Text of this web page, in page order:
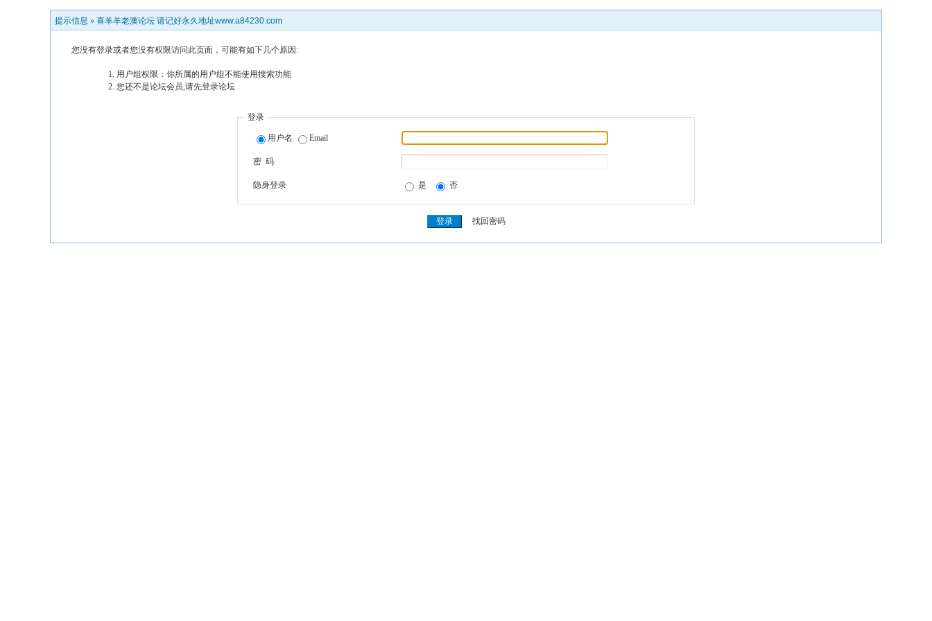
提示信息 » 喜羊羊老澳论坛 请记好永久地址www.a84230.com
您没有登录或者您没有权限访问此页面，可能有如下几个原因:
用户组权限：你所属的用户组不能使用搜索功能
您还不是论坛会员,请先登录论坛
登录
用户名 Email
密 码
隐身登录 是 否
找回密码